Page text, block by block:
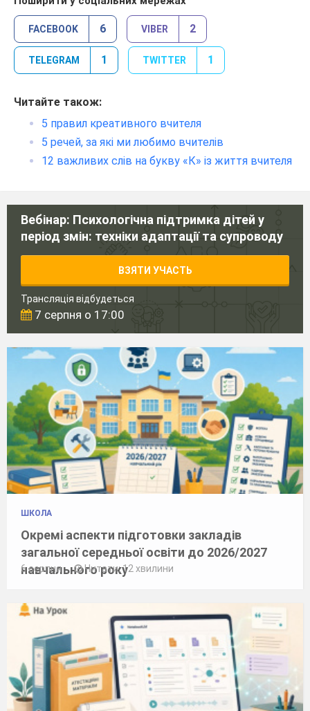
FACEBOOK 6 VIBER 2
TELEGRAM 1 TWITTER 1
Читайте також:
5 правил креативного вчителя
5 речей, за які ми любимо вчителів
12 важливих слів на букву «К» із життя вчителя
Вебінар: Психологічна підтримка дітей у
період змін: техніки адаптації та супроводу
ВЗЯТИ УЧАСТЬ
Трансляція відбудеться
7 серпня о 17:00
ШКОЛА
Окремі аспекти підготовки закладів
загальної середньої освіти до 2026/2027
навчального року
6 серпня Читати: 12 хвилини